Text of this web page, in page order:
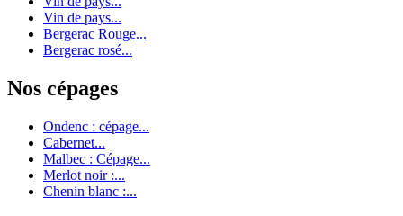
Vin de pays...
Bergerac Rouge...
Bergerac rosé...
Nos cépages
Ondenc : cépage...
Cabernet...
Malbec : Cépage...
Merlot noir :...
Chenin blanc :...